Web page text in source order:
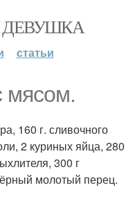
статьи
мясом.
160 г. сливочного
2 куриных яйца, 280
300 г
молотый перец.